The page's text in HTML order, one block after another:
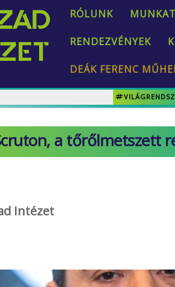
RÓLUNK
RENDEZVÉNYEK
DEÁK FERENC
a tőrőlmetszett
Intézet